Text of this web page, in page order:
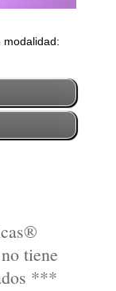
modalidad:
tiene
***